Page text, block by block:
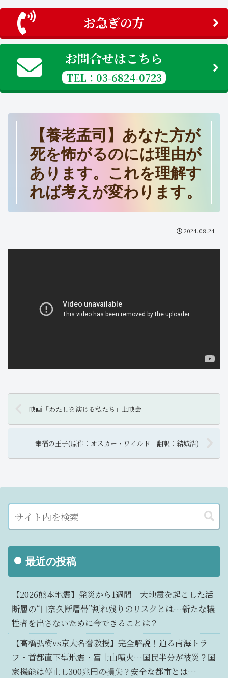
お急ぎの方
お問合せはこちら
TEL：03-6824-0723
【養老孟司】あなた方が
死を怖がるのには理由が
あります。これを理解す
れば考えが変わります。
2024.08.24
映画「わたしを演じる私たち」上映会
幸福の王子(原作：オスカー・ワイルド 翻訳：結城浩)
最近の投稿
【2026熊本地震】発災から1週間｜大地震を起こした活
断層の“日奈久断層帯”割れ残りのリスクとは…新たな犠
牲者を出さないために今できることは？
【高橋弘樹vs京大名誉教授】完全解説！迫る南海トラ
フ・首都直下型地震・富士山噴火…国民半分が被災？国
家機能は停止し300兆円の損失？安全な都市とは…